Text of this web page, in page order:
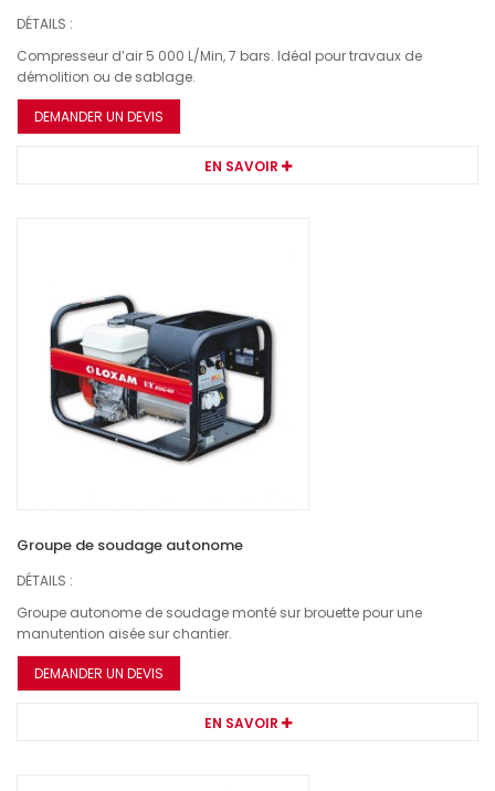
DÉTAILS :
Compresseur d’air 5 000 L/Min, 7 bars. Idéal pour travaux de
démolition ou de sablage.
DEMANDER UN DEVIS
EN SAVOIR
Groupe de soudage autonome
DÉTAILS :
Groupe autonome de soudage monté sur brouette pour une
manutention aisée sur chantier.
DEMANDER UN DEVIS
EN SAVOIR